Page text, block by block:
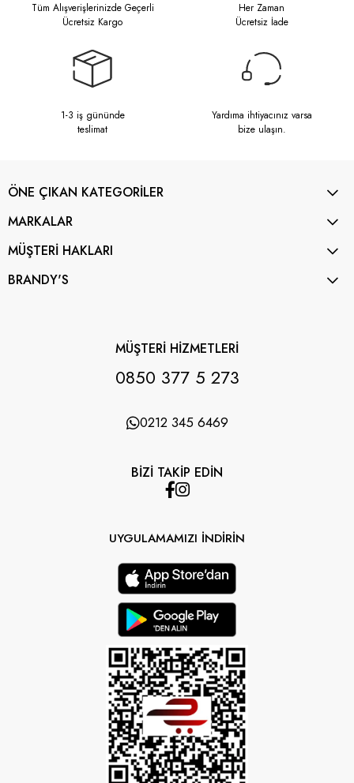
Tüm Alışverişlerinizde Geçerli
Ücretsiz Kargo
Her Zaman
Ücretsiz İade
1-3 iş gününde
teslimat
Yardıma ihtiyacınız varsa
bize ulaşın.
ÖNE ÇIKAN KATEGORİLER
MARKALAR
MÜŞTERİ HAKLARI
BRANDY'S
MÜŞTERİ HİZMETLERİ
0850 377 5 273
0212 345 6469
BİZİ TAKİP EDİN
UYGULAMAMIZI İNDİRİN